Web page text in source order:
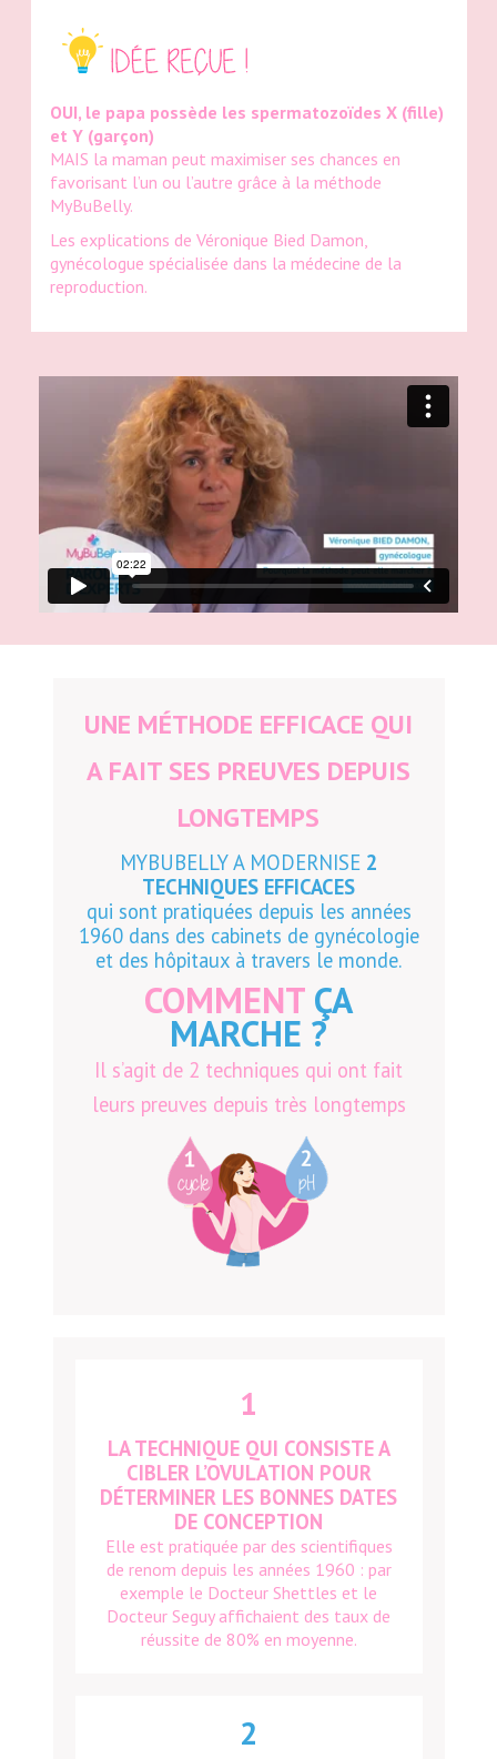
OUI, le papa possède les spermatozoïdes X (fille)
et Y (garçon)
MAIS la maman peut maximiser ses chances en
favorisant l’un ou l’autre grâce à la méthode
MyBuBelly.
Les explications de Véronique Bied Damon,
gynécologue spécialisée dans la médecine de la
reproduction.
UNE MÉTHODE EFFICACE QUI
A FAIT SES PREUVES DEPUIS
LONGTEMPS
MYBUBELLY A MODERNISE2
TECHNIQUES EFFICACES
qui sont pratiquées depuis les années
1960 dans des cabinets de gynécologie
et des hôpitaux à travers le monde.
COMMENT ÇA
MARCHE ?
Il s’agit de 2 techniques qui ont fait
leurs preuves depuis très longtemps
1
LA TECHNIQUE QUI CONSISTE A
CIBLER L’OVULATION POUR
DÉTERMINER LES BONNES DATES
DE CONCEPTION
Elle est pratiquée par des scientifiques
de renom depuis les années 1960 : par
exemple le Docteur Shettles et le
Docteur Seguy affichaient des taux de
réussite de 80% en moyenne.
2